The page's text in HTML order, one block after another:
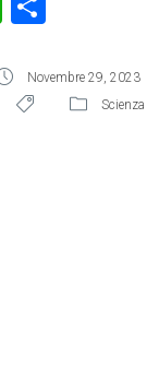
Novembre 29, 2023
Scienza